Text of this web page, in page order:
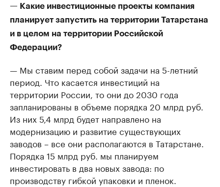
— Какие инвестиционные проекты компания
планирует запустить на территории Татарстана
и в целом на территории Российской
Федерации?
— Мы ставим перед собой задачи на 5-летний
период. Что касается инвестиций на
территории России, то они до 2030 года
запланированы в объеме порядка 20 млрд руб.
Из них 5,4 млрд будет направлено на
модернизацию и развитие существующих
заводов – все они располагаются в Татарстане.
Порядка 15 млрд руб. мы планируем
инвестировать в два новых завода: по
производству гибкой упаковки и пленок.